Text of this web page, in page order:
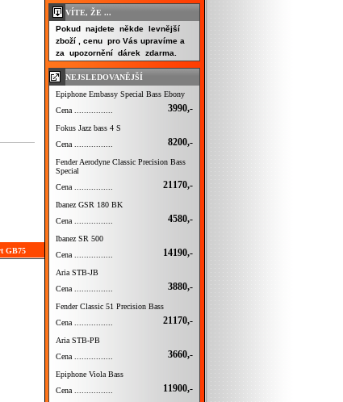
GB75
VÍTE, ŽE ...
Pokud najdete někde levnější
zboží , cenu pro Vás upravíme a
za upozornění dárek zdarma.
NEJSLEDOVANĚJŠÍ
Epiphone Embassy Special Bass Ebony
Cena ................
3990,-
Fokus Jazz bass 4 S
Cena ................
8200,-
Fender Aerodyne Classic Precision Bass
Special
Cena ................
21170,-
Ibanez GSR 180 BK
Cena ................
4580,-
Ibanez SR 500
Cena ................
14190,-
Aria STB-JB
Cena ................
3880,-
Fender Classic 51 Precision Bass
Cena ................
21170,-
Aria STB-PB
Cena ................
3660,-
Epiphone Viola Bass
Cena ................
11900,-